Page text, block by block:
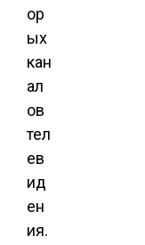
ор
ых
кан
ал
ов
тел
ев
ид
ен
ия.